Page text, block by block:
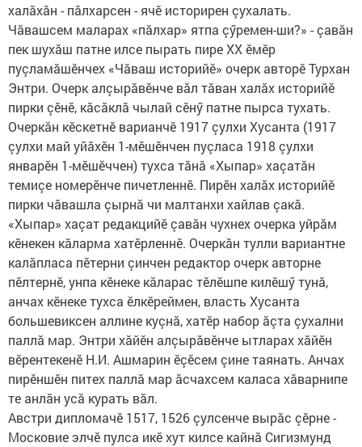
халăхăн - пăлхарсен - ячӗ историрен çухалать.
Чăвашсем маларах «пăлхар» ятпа çӳремен-ши?» - çавăн
пек шухăш патне илсе пырать пире XX ӗмӗр
пуçламăшӗнчех «Чăваш историйӗ» очерк авторӗ Турхан
Энтри. Очерк алçырăвӗнче вăл тăван халăх историйӗ
пирки çӗнӗ, кăсăклă чылай сӗнӳ патне пырса тухать.
Очеркăн кӗскетнӗ варианчӗ 1917 çулхи Хусанта (1917
çулхи май уйăхӗн 1-мӗшӗнчен пуçласа 1918 çулхи
январӗн 1-мӗшӗччен) тухса тăнă «Хыпар» хаçатăн
темиçе номерӗнче пичетленнӗ. Пирӗн халăх историйӗ
пирки чăвашла çырнă чи малтанхи хайлав çакă.
«Хыпар» хаçат редакцийӗ çавăн чухнех очерка уйрăм
кӗнекен кăларма хатӗрленнӗ. Очеркăн тулли вариантне
калăпласа пӗтерни çинчен редактор очерк авторне
пӗлтернӗ, унпа кӗнеке кăларас тӗлӗшпе килӗшӳ тунă,
анчах кӗнеке тухса ӗлкӗреймен, власть Хусанта
большевиксен аллине куçнă, хатӗр набор ăçта çухални
паллă мар. Энтри хăйӗн алçырăвӗнче ытларах хăйӗн
вӗрентекенӗ Н.И. Ашмарин ӗçӗсем çине таянать. Анчах
пирӗншӗн питех паллă мар ăсчахсем каласа хăварнипе
те анлăн усă курать вăл.
Австри дипломачӗ 1517, 1526 çулсенче вырăс çӗрне -
Московие элчӗ пулса икӗ хут килсе кайнă Сигизмунд